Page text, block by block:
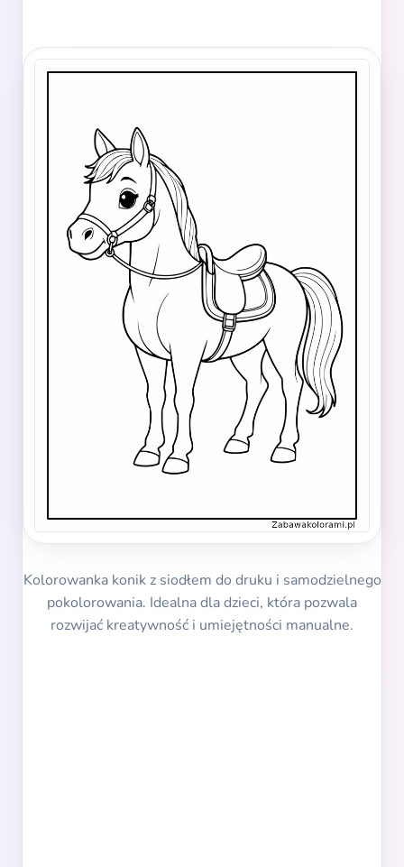
Kolorowanka konik z siodłem do druku i samodzielnego
pokolorowania. Idealna dla dzieci, która pozwala
rozwijać kreatywność i umiejętności manualne.